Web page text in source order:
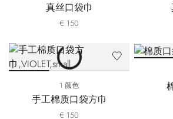
真丝口袋巾
€ 150
1 颜色
手工棉质口袋方巾
€ 150